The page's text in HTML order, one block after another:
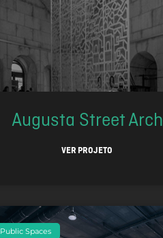
Augusta Street Arch
VER PROJETO
Public Spaces